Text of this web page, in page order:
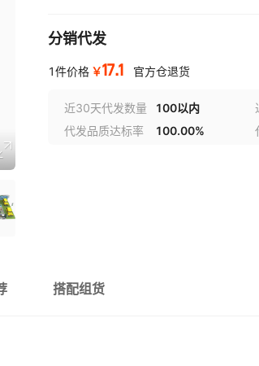
选型
轻奢高端风展位搭建
大型展位搭建 铁质
分销代发
1件价格 ￥17.1 官方仓退货
近30天代发数量 100以内
代发品质达标率
100.00%
搭配组货